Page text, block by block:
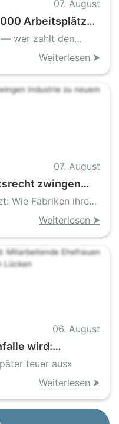
07. August
Arbeitsplätze
— wer zahlt den
Weiterlesen ⮞
07. August
zwingen
Wie Fabriken ihren
Weiterlesen ⮞
06. August
wird:
im Handwerk
teuer aus»
Weiterlesen ⮞